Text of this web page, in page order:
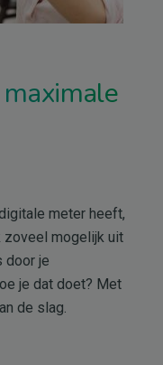
meter heeft,
zoveel mogelijk uit
door je
je dat doet? Met
de slag.